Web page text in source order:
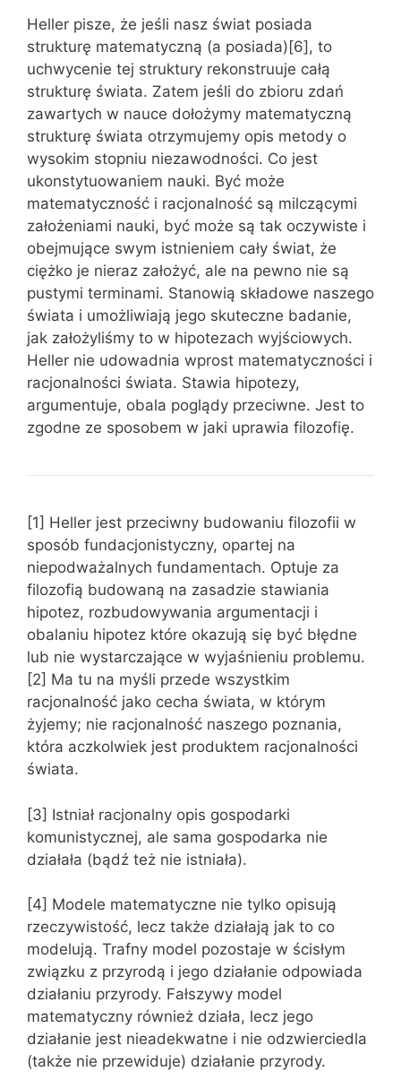
Heller pisze, że jeśli nasz świat posiada
strukturę matematyczną (a posiada)[6], to
uchwycenie tej struktury rekonstruuje całą
strukturę świata. Zatem jeśli do zbioru zdań
zawartych w nauce dołożymy matematyczną
strukturę świata otrzymujemy opis metody o
wysokim stopniu niezawodności. Co jest
ukonstytuowaniem nauki. Być może
matematyczność i racjonalność są milczącymi
założeniami nauki, być może są tak oczywiste i
obejmujące swym istnieniem cały świat, że
ciężko je nieraz założyć, ale na pewno nie są
pustymi terminami. Stanowią składowe naszego
świata i umożliwiają jego skuteczne badanie,
jak założyliśmy to w hipotezach wyjściowych.
Heller nie udowadnia wprost matematyczności i
racjonalności świata. Stawia hipotezy,
argumentuje, obala poglądy przeciwne. Jest to
zgodne ze sposobem w jaki uprawia filozofię.
[1] Heller jest przeciwny budowaniu filozofii w
sposób fundacjonistyczny, opartej na
niepodważalnych fundamentach. Optuje za
filozofią budowaną na zasadzie stawiania
hipotez, rozbudowywania argumentacji i
obalaniu hipotez które okazują się być błędne
lub nie wystarczające w wyjaśnieniu problemu.
[2] Ma tu na myśli przede wszystkim
racjonalność jako cecha świata, w którym
żyjemy; nie racjonalność naszego poznania,
która aczkolwiek jest produktem racjonalności
świata.
[3] Istniał racjonalny opis gospodarki
komunistycznej, ale sama gospodarka nie
działała (bądź też nie istniała).
[4] Modele matematyczne nie tylko opisują
rzeczywistość, lecz także działają jak to co
modelują. Trafny model pozostaje w ścisłym
związku z przyrodą i jego działanie odpowiada
działaniu przyrody. Fałszywy model
matematyczny również działa, lecz jego
działanie jest nieadekwatne i nie odzwierciedla
(także nie przewiduje) działanie przyrody.